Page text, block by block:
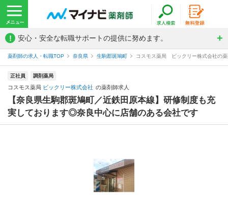
! 安心・安全な転職サポートの提供に努めます。
薬剤師の求人・転職TOP 奈良県 生駒郡斑鳩町 コスモス薬局 ビックリー株式会社の
正社員 調剤薬局
コスモス薬局 ビックリー株式会社 の薬剤師求人
【奈良県生駒郡斑鳩町／近鉄田原本線】研修制度も充
実しております◎奈良中心に店舗のある会社です